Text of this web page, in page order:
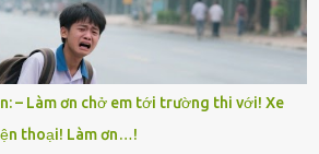
từ 4h sáng rồi lại tất tả về đi học. Người
“Thằng Trí học giỏi mà hiền, sau này
có ba cô em gái: Mai, Lan và Hương – ba
mong tụi nhỏ sau này như hoa mai nở
có đẹp mấy cũng cần đất màu, mà nhà
khốn khó. Năm đó, Trí đỗ Đại học Bách
– Làm ơn chở em tới trường thi với! Xe
thoại! Làm ơn…!